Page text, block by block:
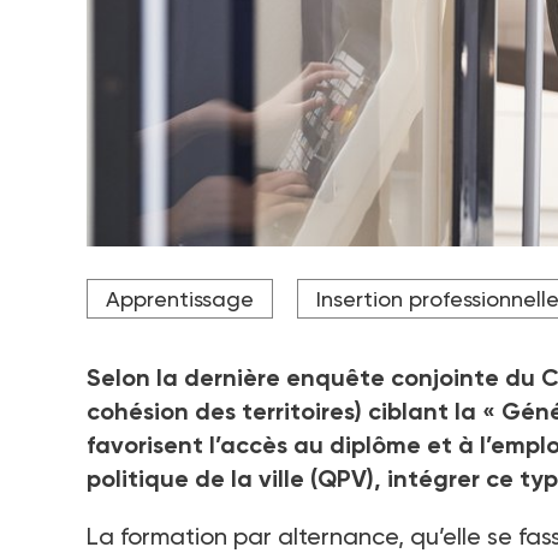
23 % des jeunes de QPV accèdent à des cursus en
(Céreq/ANCT).
Apprentissage Insertion professionnelle
Selon la dernière enquête conjointe du
cohésion des territoires) ciblant la «
favorisent l’accès au diplôme et à
politique de la ville (QPV), intégrer ce
La formation par alternance, qu’elle se